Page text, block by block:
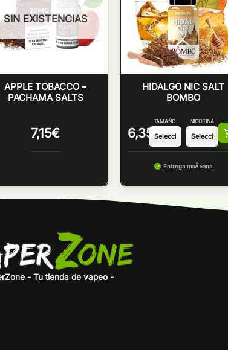
SIN EXISTENCIAS
APPLE TOBACCO –
PACHAMA SALTS
7,15€
HIDALGO NIC SALT
BOMBO
6,35 €
TAMAÑO NICOTINA
Entrega maÃ±ana
- Tu tienda de vapeo -